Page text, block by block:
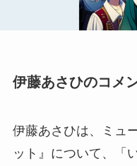
伊藤あさひのコメ
伊藤あさひは、ミュ
ット』について、「